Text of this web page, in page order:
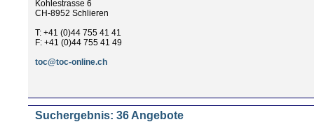
Kohlestrasse 6
CH-8952 Schlieren
T: +41 (0)44 755 41 41
F: +41 (0)44 755 41 49
toc@toc-online.ch
Suchergebnis: 36 Angebote